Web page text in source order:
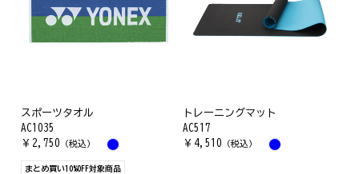
スポーツタオル
AC1035
￥ 2,750 （税込）
まとめ買い10%OFF対象商品
トレーニングマット
AC517
￥ 4,510 （税込）